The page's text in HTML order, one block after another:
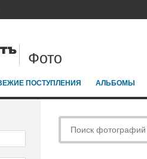
Фото
ПОСТУПЛЕНИЯ АЛЬБОМЫ